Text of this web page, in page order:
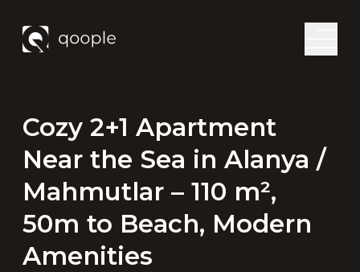
Cozy 2+1 Apartment
Near the Sea in Alanya /
Mahmutlar – 110 m²,
50m to Beach, Modern
Amenities